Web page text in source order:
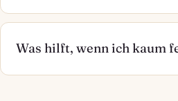
Was hilft, wenn ich kaum